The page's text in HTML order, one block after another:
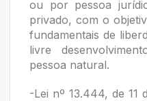
ou por pessoa
privado, com o
fundamentais de
livre
pessoa natural.
-Lei nº 13.444, de 11